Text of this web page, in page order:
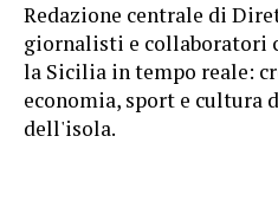
Redazione centrale di
giornalisti e collaboratori
la Sicilia in tempo reale:
economia, sport e cultura
dell'isola.